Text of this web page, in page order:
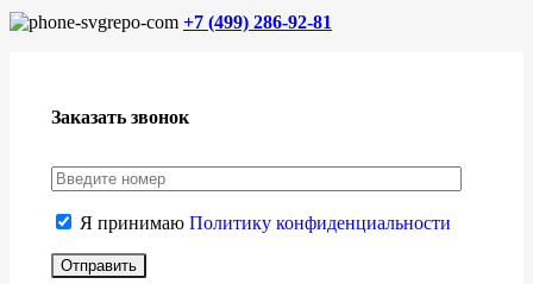
+7 (499) 286-92-81
Заказать звонок
Я принимаю Политику конфиденциальности